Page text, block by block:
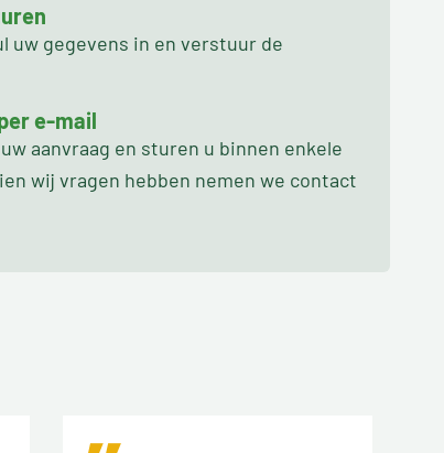
uw gegevens in en verstuur de
e-mail
aanvraag en sturen u binnen enkele
wij vragen hebben nemen we contact